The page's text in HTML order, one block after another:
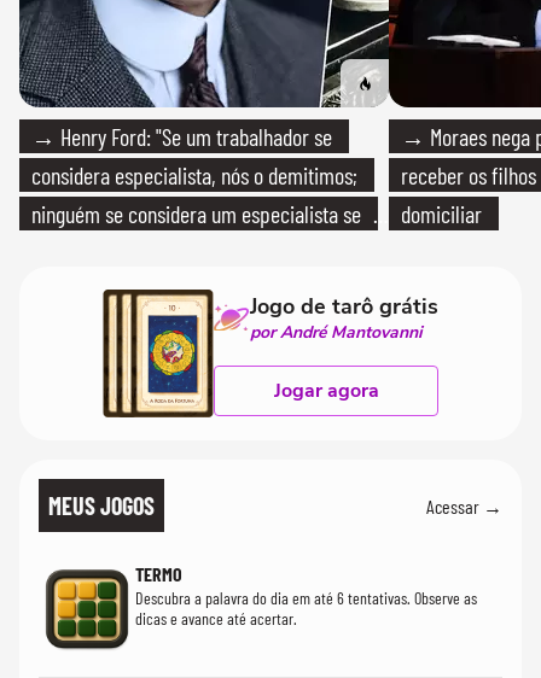
→ Henry Ford: "Se um trabalhador se
considera especialista, nós o demitimos;
ninguém se considera um especialista se
→ Moraes nega
receber os filhos
domiciliar
Jogo de tarô grátis
por André Mantovanni
Jogar agora
MEUS JOGOS Acessar →
TERMO
Descubra a palavra do dia em até 6 tentativas. Observe as
dicas e avance até acertar.